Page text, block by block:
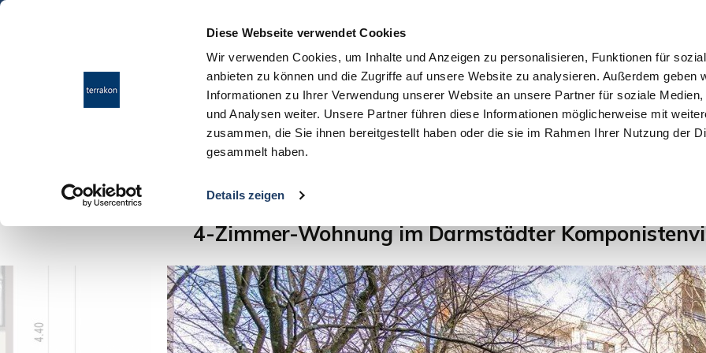
Diese Webseite verwendet Cookies
Wir verwenden Cookies, um Inhalte und Anzeigen zu personalisieren, Funktionen für
anbieten zu können und die Zugriffe auf unsere Website zu analysieren. Außerdem geben
Informationen zu Ihrer Verwendung unserer Website an unsere Partner für soziale Medien,
und Analysen weiter. Unsere Partner führen diese Informationen möglicherweise mit
zusammen, die Sie ihnen bereitgestellt haben oder die sie im Rahmen Ihrer Nutzung der
gesammelt haben.
Details zeigen
START IMMOBILIEN EIGENTÜMER
4-Zimmer-Wohnung im Darmstädter